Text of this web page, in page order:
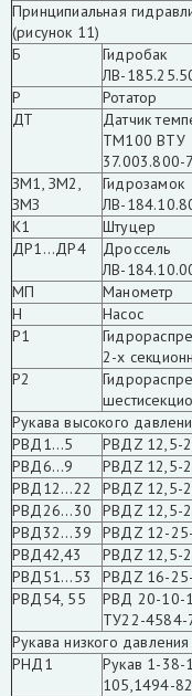
Принципиальная
(рисунок 11)
Б
Гидробак
ЛВ-
Р Ротатор
ДТ
Датчик
ТМ100 ВТУ
37.003.800-
ЗМ1, ЗМ2,
ЗМЗ
Гидрозамок
ЛВ-
К1 Штуцер
ДР1...ДР4
Дроссель
ЛВ-
МП Манометр
Н
Насос
Р1
2-х
Р2
Рукава высокого
РВД1...5
РВДZ 12,5-
РВД6...9
РВДZ 12,5-
РВД12...22
РВДZ 12,5-
РВД26...30
РВДZ 12,5-
РВД32...39
РВДZ 12-
РВД42,43
РВДZ 12,5-
РВД51...53
РВДZ 16-
РВД54, 55
РВД 20-10-
ТУ22-4584-
Рукава низкого давления
РНД1
Рукав 1-38-
105,1494-82